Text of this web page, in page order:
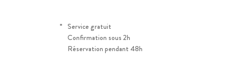
* Service gratuit
Confirmation sous 2h
Réservation pendant 48h